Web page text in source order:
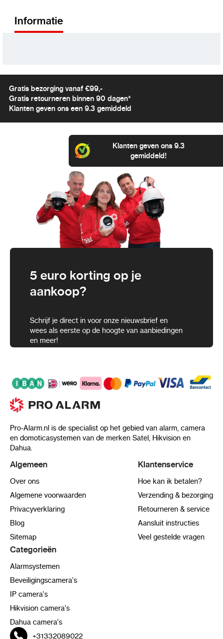
Informatie
Gratis bezorging vanaf €99,-
Gratis retourneren binnen 90 dagen*
Klanten geven ons een 9.3 gemiddeld
5 euro korting op je
aankoop?
Schrijf je direct in voor onze nieuwsbrief en
wees als eerste op de hoogte van aanbiedingen
en meer!
Pro-Alarm.nl is de specialist op het gebied van alarm, camera
en domoticasystemen van de merken Satel, Hikvision en
Dahua.
Klanten geven ons 9.3
gemiddeld!
Algemeen
Over ons
Algemene voorwaarden
Privacyverklaring
Blog
Sitemap
Klantenservice
Hoe kan ik betalen?
Verzending & bezorging
Retourneren & service
Aansluit instructies
Veel gestelde vragen
Categorieën
Alarmsystemen
Beveiligingscamera's
IP camera's
Hikvision camera's
Dahua camera's
+31332089022